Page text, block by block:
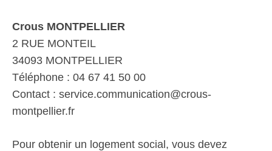
Crous MONTPELLIER
2 RUE MONTEIL
34093 MONTPELLIER
Téléphone : 04 67 41 50 00
Contact : service.communication@crous-
montpellier.fr
Pour obtenir un logement social, vous devez